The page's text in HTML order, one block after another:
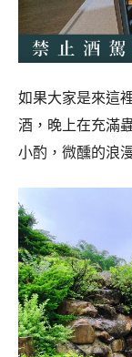
如果大家是來這
酒，晚上在充滿
小酌，微醺的浪